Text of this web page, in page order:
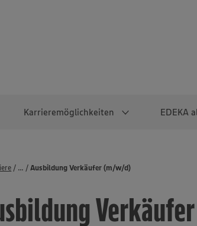
Karrieremöglichkeiten EDEKA
Schülerpraktikum Abschlussarbeiten
Werkstudierendentätigkeit
Faires Gehalt
Diversität
Lebensmittelproduktion
Lager & Logistik
Stellenbörse
Ausbildung Verkäufer (m/w/d)
...